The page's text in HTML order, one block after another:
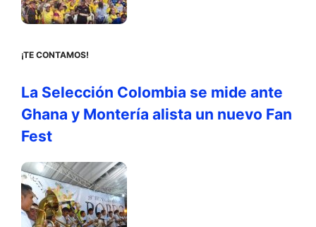
¡TE CONTAMOS!
La Selección Colombia se mide ante
Ghana y Montería alista un nuevo Fan
Fest